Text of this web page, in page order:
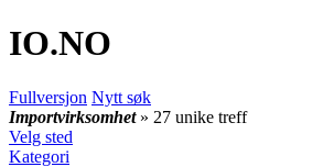
IO.NO
Fullversjon Nytt søk
Importvirksomhet » 27 unike treff
Velg sted
Kategori